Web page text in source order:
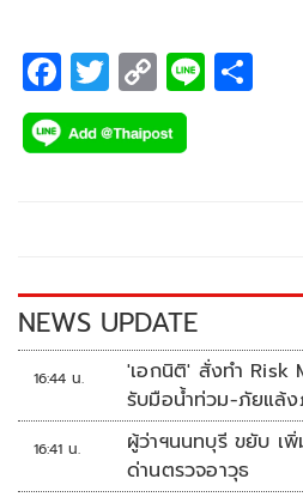
F
ac
e
k
T
wi
tt
C
o
p
k
Li
NEWS UPDATE
16:44 น.
'เอกนิติ' สั่งทำ Risk
รับมือน้ำท่วม-ภัยแล้
16:41 น.
ผู้ว่าฯนนทบุรี ขยับ เ
ด่านตรวจอาวุธ